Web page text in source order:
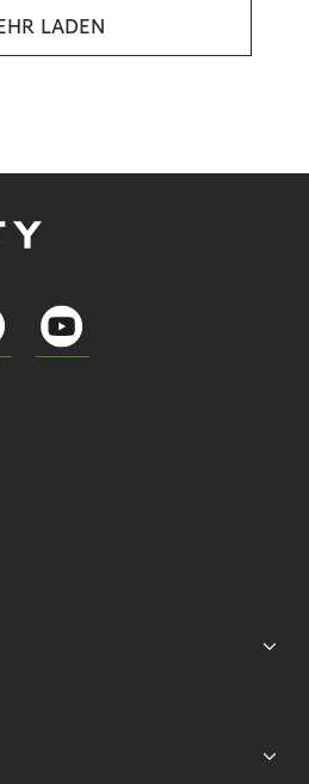
LADEN